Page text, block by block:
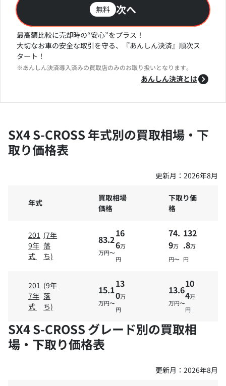
無料 次へ
最高額比較に売却時の“安心”をプラス！
大切なお車の安全な取引を守る、『あんしん決済』順次ス
タート！
※あんしん決済導入済みの買取店のみのお取り扱いとなります。
あんしん決済とは
SX4 S-CROSS 年式別の買取相場・下
取り価格表
更新月： 2026年8月
年式
買取相場
価格
下取り価
格
201
9年
式
(7年
落
ち)
83.2
万円〜
16
6万
円
74.
9万
円〜
132
.8万
円
201
7年
式
(9年
落
ち)
15.1
万円〜
13
0万
円
13.6
万円〜
10
4万
円
SX4 S-CROSS グレード別の買取相
場・下取り価格表
更新月： 2026年8月